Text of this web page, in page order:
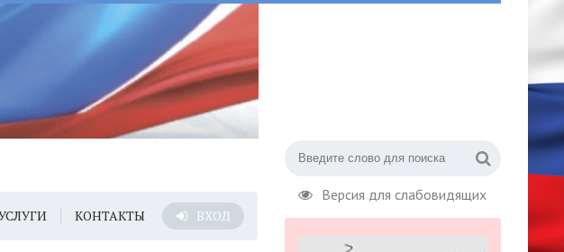
Версия для слабовидящих
КОНТАКТЫ ВХОД